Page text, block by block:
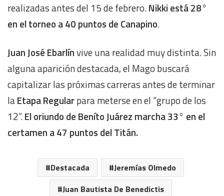
realizadas antes del 15 de febrero.Nikki está 28°
en el torneo a 40 puntos de Canapino.
Juan José Ebarlínvive una realidad muy distinta. Sin
alguna aparición destacada, el Mago buscará
capitalizar las próximas carreras antes de terminar
laEtapa Regularpara meterse en el “grupo de los
12”.El oriundo de Beníto Juárez marcha 33° en el
certamen a 47 puntos del Titán.
Destacada
Jeremías Olmedo
Juan Bautista De Benedictis